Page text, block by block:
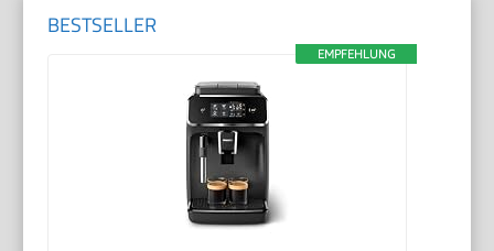
BESTSELLER
EMPFEHLUNG